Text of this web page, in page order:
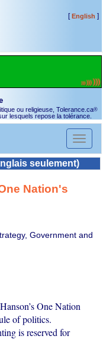
[English ]
ou religieuse, Tolerance.ca®
lesquels repose la tolérance.
Toggle
seulement)
Nation's
Government and
One Nation
of politics.
is reserved for